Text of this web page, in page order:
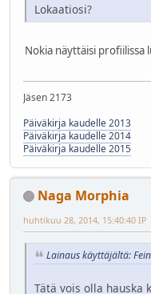
Lokaatiosi?
Nokia näyttäisi profiilissa
Jäsen 2173
Päiväkirja kaudelle 2013
Päiväkirja kaudelle 2014
Päiväkirja kaudelle 2015
Naga Morphia
huhtikuu 28, 2014, 15:40:40 IP
Lainaus käyttäjältä:
Tätä vois olla hauska